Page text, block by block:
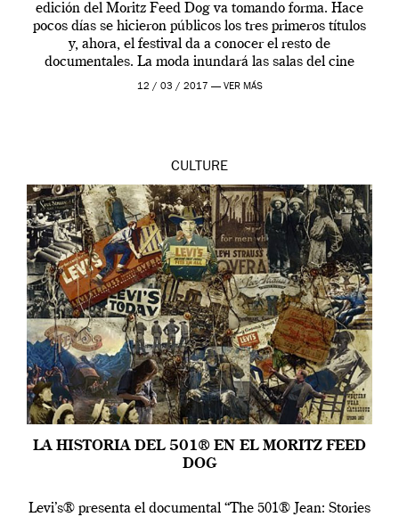
edición del Moritz Feed Dog va tomando forma. Hace
pocos días se hicieron públicos los tres primeros títulos
y, ahora, el festival da a conocer el resto de
documentales. La moda inundará las salas del cine
Aribau Club del […]
12 / 03 / 2017 — VER MÁS
CULTURE
LA HISTORIA DEL 501® EN EL MORITZ FEED
DOG
Levi’s® presenta el documental “The 501® Jean: Stories